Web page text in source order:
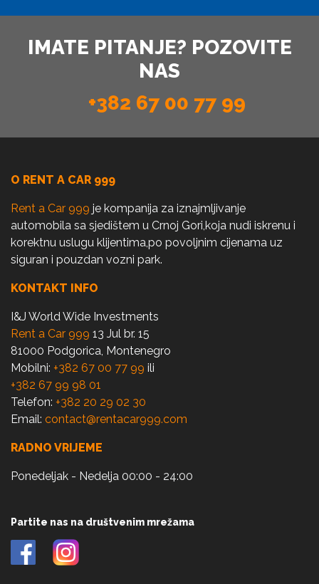
IMATE PITANJE? POZOVITE
NAS
+382 67 00 77 99
O RENT A CAR 999
Rent a Car 999 je kompanija za iznajmljivanje
automobila sa sjedištem u Crnoj Gori,koja nudi iskrenu i
korektnu uslugu klijentima,po povoljnim cijenama uz
siguran i pouzdan vozni park.
KONTAKT INFO
I&J World Wide Investments
Rent a Car 999 13 Jul br. 15
81000 Podgorica, Montenegro
Mobilni: +382 67 00 77 99 ili
+382 67 99 98 01
Telefon: +382 20 29 02 30
Email: contact@rentacar999.com
RADNO VRIJEME
Ponedeljak - Nedelja 00:00 - 24:00
Partite nas na društvenim mrežama